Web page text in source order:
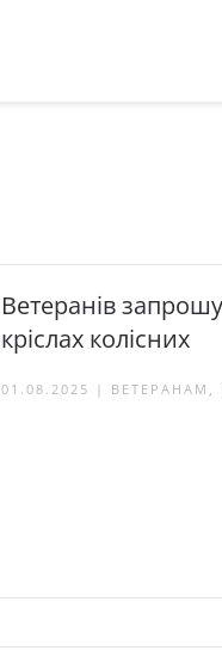
Ветеранів
кріслах колісних
01.08.2025 |